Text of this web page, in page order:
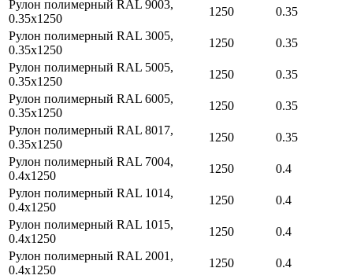
Рулон полимерный RAL 9003,
0.35х1250
1250
0.35
Рулон полимерный RAL 3005,
0.35х1250
1250
0.35
Рулон полимерный RAL 5005,
0.35х1250
1250
0.35
Рулон полимерный RAL 6005,
0.35х1250
1250
0.35
Рулон полимерный RAL 8017,
0.35х1250
1250
0.35
Рулон полимерный RAL 7004,
0.4х1250
1250
0.4
Рулон полимерный RAL 1014,
0.4х1250
1250
0.4
Рулон полимерный RAL 1015,
0.4х1250
1250
0.4
Рулон полимерный RAL 2001,
0.4х1250
1250
0.4